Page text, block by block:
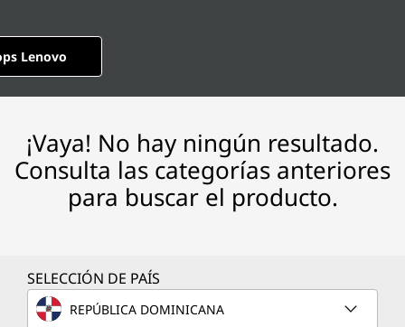
Lenovo
¡Vaya! No hay ningún resultado.
Consulta las categorías anteriores
para buscar el producto.
SELECCIÓN DE PAÍS
REPÚBLICA DOMINICANA